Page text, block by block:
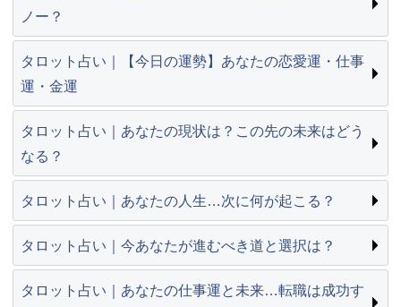
ノー？
タロット占い｜【今日の運勢】あなたの恋愛運・仕事
運・金運
タロット占い｜あなたの現状は？この先の未来はどう
なる？
タロット占い｜あなたの人生…次に何が起こる？
タロット占い｜今あなたが進むべき道と選択は？
タロット占い｜あなたの仕事運と未来…転職は成功す